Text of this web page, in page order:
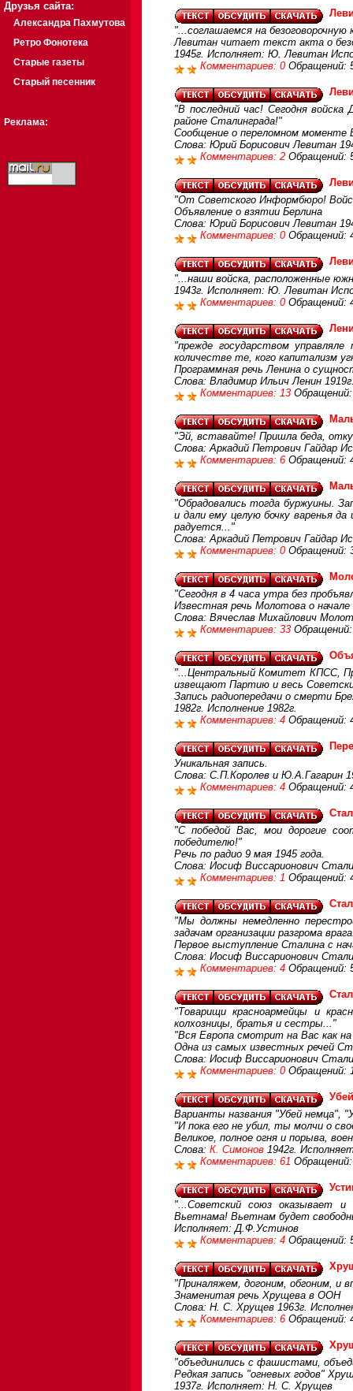
Друзья сайта:
Александра Пахмутова
Ретро Фонотека
Старые газеты
Старый песенник
Реклама:
"...соглашаемся на
Левитан читает текст акта о
1945г. Исполняет: Ю. Левитан
Комментариев: 0 Обращений:
"В последний час! Сегодня
районе Сталинграда!"
Сообщение о переломном моменте
Слова: Юрий Борисович Левитан
Комментариев: 2 Обращений:
"От Советского Информбюро!
Объявление о взятии Берлина
Слова: Юрий Борисович Левитан
Комментариев: 0 Обращений:
"...наши войска, расположенные
1943г. Исполняет: Ю. Левитан
Комментариев: 0 Обращений:
"прежде государством
количестве те, кого капитализм
Программная речь Ленина о
Слова: Владимир Ильич Ленин
Комментариев: 13 Обращений:
"Эй, вставайте! Пришла беда,
Слова: Аркадий Петрович Гайдар
Комментариев: 6 Обращений:
"Обрадовались тогда буржуины.
и дали ему целую бочку варенья
радуется..."
Слова: Аркадий Петрович Гайдар
Комментариев: 0 Обращений:
"Сегодня в 4 часа утра без
Известная речь Молотова о
Слова: Вячеслав Михайлович
Комментариев: 33 Обращений:
"...Центральный Комитет КПСС,
извещают Партию и весь
Запись радиопередачи о смерти
1982г. Исполнение 1982г.
Комментариев: 4 Обращений:
Уникальная запись.
Слова: С.П.Королев и Ю.А.Гагарин
Комментариев: 4 Обращений:
"С победой Вас, мои дорогие
победителю!"
Речь по радио 9 мая 1945 года.
Слова: Иосиф Виссарионович
Комментариев: 1 Обращений:
"Мы должны немедленно
задачам организации разгрома
Первое выступление Сталина с
Слова: Иосиф Виссарионович
Комментариев: 4 Обращений:
"Товарищи красноармейцы и
колхозницы, братья и сестры..."
"Вся Европа смотрит на Вас как
Одна из самых известных речей
Слова: Иосиф Виссарионович
Комментариев: 0 Обращений:
Варианты названия "Убей немца",
"И пока его не убил, ты молчи о
Великое, полное огня и порыва,
Слова: К. Симонов 1942г.
Комментариев: 61 Обращений:
"...Советский союз оказывает
Вьетнама! Вьетнам будет
Исполняет: Д.Ф.Устинов
Комментариев: 4 Обращений:
"Приналяжем, догоним, обгоним, и
Знаменитая речь Хрущева в ООН
Слова: Н. С. Хрущев 1963г.
Комментариев: 6 Обращений:
"объединились с фашистами,
Редкая запись "огневых годов"
1937г. Исполняет: Н. С. Хрущев